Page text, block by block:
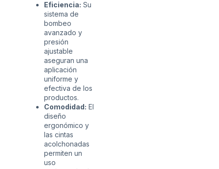
Eficiencia: Su
sistema de
bombeo
avanzado y
presión
ajustable
aseguran una
aplicación
uniforme y
efectiva de los
productos.
Comodidad: El
diseño
ergonómico y
las cintas
acolchonadas
permiten un
uso